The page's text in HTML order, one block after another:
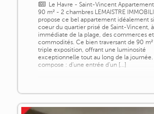
Le Havre - Saint-Vincent
90 m² - 2 chambres LEMAISTRE
propose ce bel appartement idéalement
coeur du quartier prisé de Saint-Vincent,
immédiate de la plage, des commerces
commodités. Ce bien traversant de 90 m²
triple exposition, offrant une luminosité
exceptionnelle tout au long de la journée.
compose : d'une entrée d'un [...]